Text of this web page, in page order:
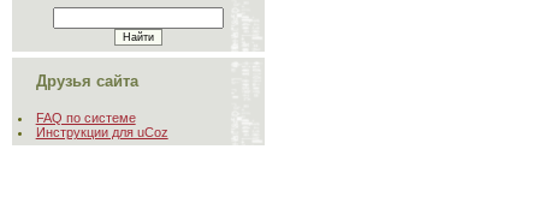
Друзья сайта
FAQ по системе
Инструкции для uCoz